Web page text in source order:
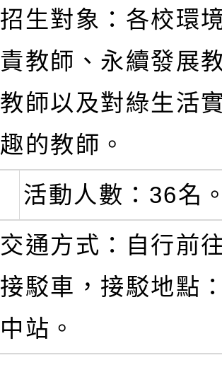
招生對象：各校環
責教師、永續發展
教師以及對綠生活
趣的教師。
活動人數：36名
交通方式：自行前
接駁車，接駁地點
中站。